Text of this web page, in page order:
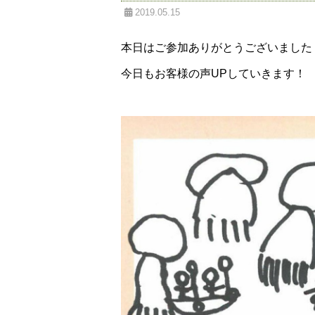
2019.05.15
本日はご参加ありがとうございました
今日もお客様の声UPしていきます！